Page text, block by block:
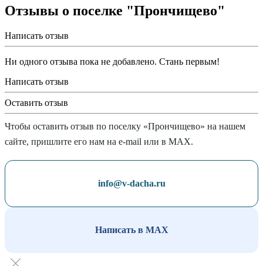
Отзывы о поселке "Прончищево"
Написать отзыв
Ни одного отзыва пока не добавлено. Стань первым!
Написать отзыв
Оставить отзыв
Чтобы оставить отзыв по поселку «Прончищево» на нашем
сайте, пришлите его нам на e-mail или в MAX.
info@v-dacha.ru
Написать в MAX